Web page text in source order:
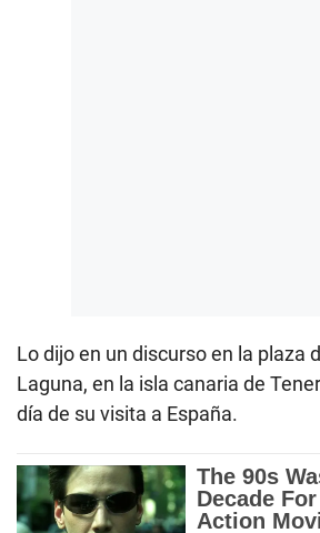
Lo dijo en un discurso en la plaza
Laguna, en la isla canaria de
día de su visita a España.